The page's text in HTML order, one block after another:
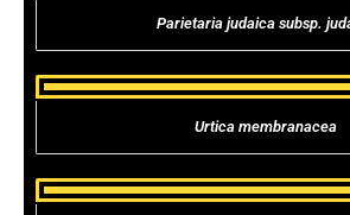
Parietaria judaica subsp.
Urtica membranacea